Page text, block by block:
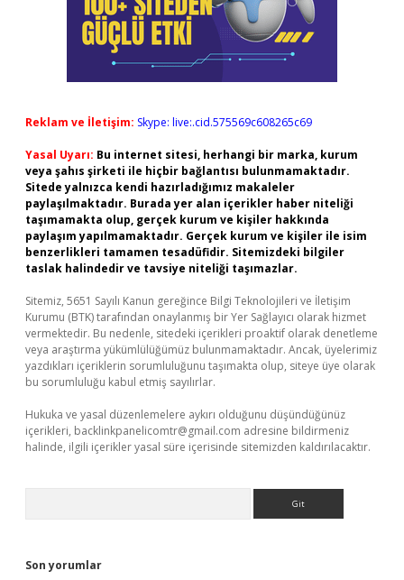
Reklam ve İletişim: Skype: live:.cid.575569c608265c69
Yasal Uyarı: Bu internet sitesi, herhangi bir marka, kurum
veya şahıs şirketi ile hiçbir bağlantısı bulunmamaktadır.
Sitede yalnızca kendi hazırladığımız makaleler
paylaşılmaktadır. Burada yer alan içerikler haber niteliği
taşımamakta olup, gerçek kurum ve kişiler hakkında
paylaşım yapılmamaktadır. Gerçek kurum ve kişiler ile isim
benzerlikleri tamamen tesadüfidir. Sitemizdeki bilgiler
taslak halindedir ve tavsiye niteliği taşımazlar.
Sitemiz, 5651 Sayılı Kanun gereğince Bilgi Teknolojileri ve İletişim
Kurumu (BTK) tarafından onaylanmış bir Yer Sağlayıcı olarak hizmet
vermektedir. Bu nedenle, sitedeki içerikleri proaktif olarak denetleme
veya araştırma yükümlülüğümüz bulunmamaktadır. Ancak, üyelerimiz
yazdıkları içeriklerin sorumluluğunu taşımakta olup, siteye üye olarak
bu sorumluluğu kabul etmiş sayılırlar.
Hukuka ve yasal düzenlemelere aykırı olduğunu düşündüğünüz
içerikleri, backlinkpanelicomtr@gmail.com adresine bildirmeniz
halinde, ilgili içerikler yasal süre içerisinde sitemizden kaldırılacaktır.
Son yorumlar